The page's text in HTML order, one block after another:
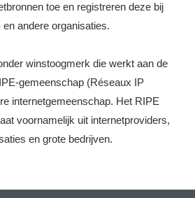
toe en registreren deze bij
andere organisaties.
winstoogmerk die werkt aan de
gemeenschap (Réseaux IP
internetgemeenschap. Het RIPE
voornamelijk uit internetproviders,
en grote bedrijven.